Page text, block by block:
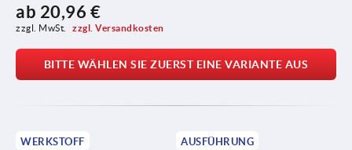
ab 20,96 €
zzgl. MwSt. zzgl. Versandkosten
BITTE WÄHLEN SIE ZUERST EINE VARIANTE AUS
WERKSTOFF AUSFÜHRUNG